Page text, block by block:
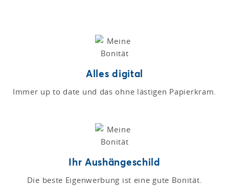
Alles digital
Immer up to date und das ohne lästigen Papierkram.
Ihr Aushängeschild
Die beste Eigenwerbung ist eine gute Bonität.